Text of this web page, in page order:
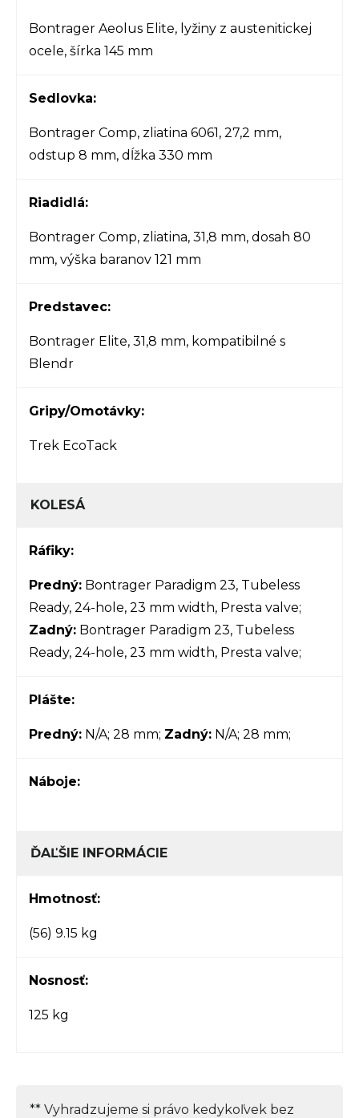
Bontrager Aeolus Elite, lyžiny z austenitickej
ocele, šírka 145 mm
Sedlovka:
Bontrager Comp, zliatina 6061, 27,2 mm,
odstup 8 mm, dĺžka 330 mm
Riadidlá:
Bontrager Comp, zliatina, 31,8 mm, dosah 80
mm, výška baranov 121 mm
Predstavec:
Bontrager Elite, 31,8 mm, kompatibilné s
Blendr
Gripy/Omotávky:
Trek EcoTack
KOLESÁ
Ráfiky:
Predný: Bontrager Paradigm 23, Tubeless
Ready, 24-hole, 23 mm width, Presta valve;
Zadný: Bontrager Paradigm 23, Tubeless
Ready, 24-hole, 23 mm width, Presta valve;
Plášte:
Predný: N/A; 28 mm; Zadný: N/A; 28 mm;
Náboje:
ĎAĽŠIE INFORMÁCIE
Hmotnosť:
(56) 9.15 kg
Nosnosť:
125 kg
** Vyhradzujeme si právo kedykoľvek bez